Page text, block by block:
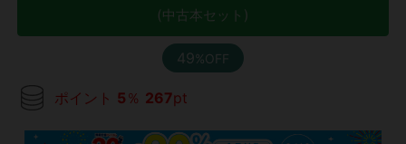
(中古本セット)
49%OFF
ポイント 5 ％ 267pt